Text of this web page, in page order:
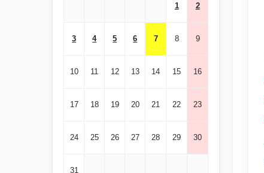
1 2
3 4 5 6 7 8 9
10 11 12 13 14 15 16
17 18 19 20 21 22 23
24 25 26 27 28 29 30
31